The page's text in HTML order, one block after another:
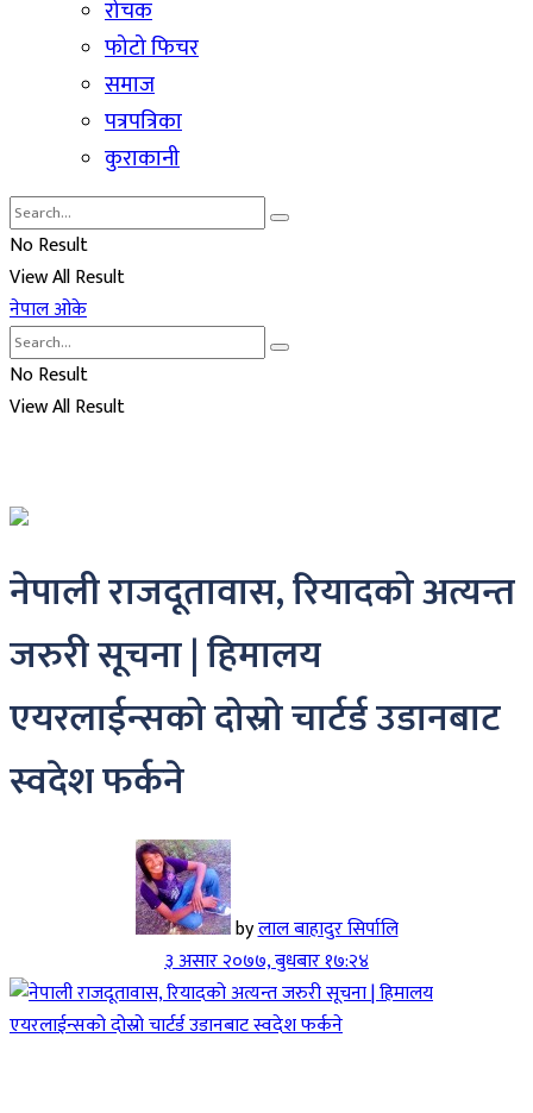
रोचक
फोटो फिचर
समाज
पत्रपत्रिका
कुराकानी
No Result
View All Result
नेपाल ओके
No Result
View All Result
नेपाली राजदूतावास, रियादको अत्यन्त
जरुरी सूचना | हिमालय
एयरलाईन्सको दोस्रो चार्टर्ड उडानबाट
स्वदेश फर्कने
byलाल बाहादुर सिर्पालि
३ असार २०७७, बुधबार १७:२४